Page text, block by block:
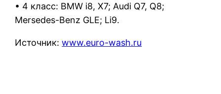
• 4 класс: BMW i8, X7; Audi Q7, Q8;
Mersedes-Benz GLE; Li9.
Источник:www.euro-wash.ru